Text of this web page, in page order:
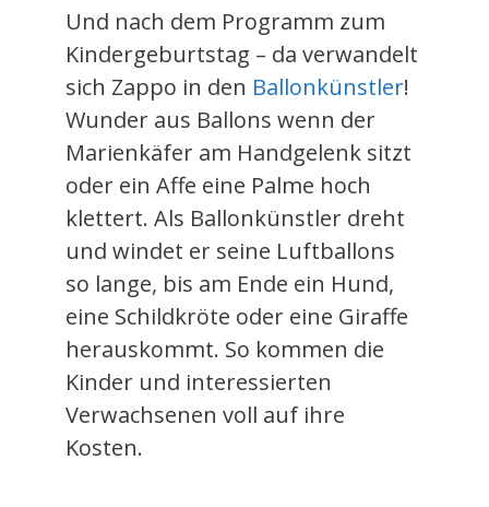
Und nach dem Programm zum
Kindergeburtstag – da verwandelt
sich Zappo in den Ballonkünstler!
Wunder aus Ballons wenn der
Marienkäfer am Handgelenk sitzt
oder ein Affe eine Palme hoch
klettert. Als Ballonkünstler dreht
und windet er seine Luftballons
so lange, bis am Ende ein Hund,
eine Schildkröte oder eine Giraffe
herauskommt. So kommen die
Kinder und interessierten
Verwachsenen voll auf ihre
Kosten.